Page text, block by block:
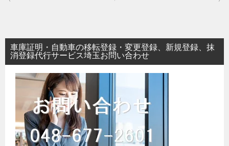
ビ
ゲ
車庫証明・自動車の移転登録・変更登録、新規登録、抹
消登録代行サービス埼玉お問い合わせ